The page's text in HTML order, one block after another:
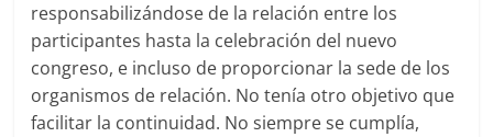
responsabilizándose de la relación entre los
participantes hasta la celebración del nuevo
congreso, e incluso de proporcionar la sede de los
organismos de relación. No tenía otro objetivo que
facilitar la continuidad. No siempre se cumplía,